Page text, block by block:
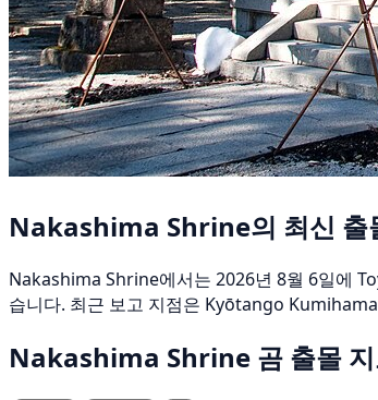
Nakashima Shrine의 최신 출
Nakashima Shrine에서는 2026년 8월 6일에
습니다. 최근 보고 지점은 Kyōtango
Nakashima Shrine 곰 출몰